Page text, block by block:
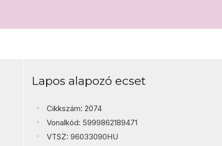
Lapos alapozó ecset
Cikkszám: 2074
Vonalkód: 5999862189471
VTSZ: 96033090HU